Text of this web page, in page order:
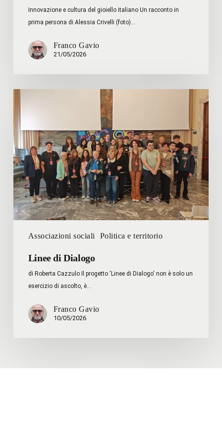
Innovazione e cultura del gioiello italiano Un racconto in
prima persona di Alessia Crivelli (foto)…
Franco Gavio
21/05/2026
Associazioni sociali Politica e territorio
Dialogo
Linee di Dialogo
di Roberta Cazzulo Il progetto 'Linee di Dialogo' non è solo un
esercizio di ascolto, è…
Franco Gavio
10/05/2026